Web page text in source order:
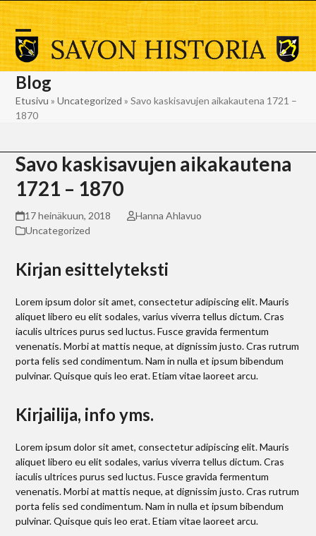
Skip
to
content
Open
mobile
menu
Close
mobile
menu
Blog
Etusivu »Uncategorized »Savo kaskisavujen aikakautena 1721 –
1870
Savo kaskisavujen aikakautena
1721 – 1870
17 heinäkuun, 2018
Hanna Ahlavuo
Uncategorized
Kirjan esittelyteksti
Lorem ipsum dolor sit amet, consectetur adipiscing elit. Mauris
aliquet libero eu elit sodales, varius viverra tellus dictum. Cras
iaculis ultrices purus sed luctus. Fusce gravida fermentum
venenatis. Morbi at mattis neque, at dignissim justo. Cras rutrum
porta felis sed condimentum. Nam in nulla et ipsum bibendum
pulvinar. Quisque quis leo erat. Etiam vitae laoreet arcu.
Kirjailija, info yms.
Lorem ipsum dolor sit amet, consectetur adipiscing elit. Mauris
aliquet libero eu elit sodales, varius viverra tellus dictum. Cras
iaculis ultrices purus sed luctus. Fusce gravida fermentum
venenatis. Morbi at mattis neque, at dignissim justo. Cras rutrum
porta felis sed condimentum. Nam in nulla et ipsum bibendum
pulvinar. Quisque quis leo erat. Etiam vitae laoreet arcu.